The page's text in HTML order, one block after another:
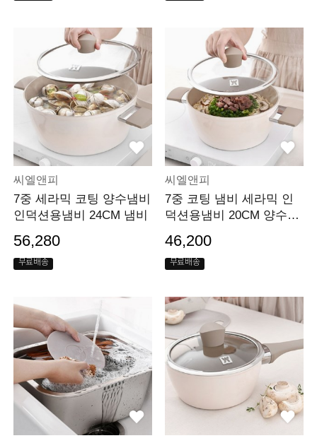
씨엘앤피
7중 세라믹 코팅 양수냄비
인덕션용냄비 24CM 냄비
56,280
무료배송
씨엘앤피
7중 코팅 냄비 세라믹 인
덕션용냄비 20CM 양수냄
46,200
무료배송